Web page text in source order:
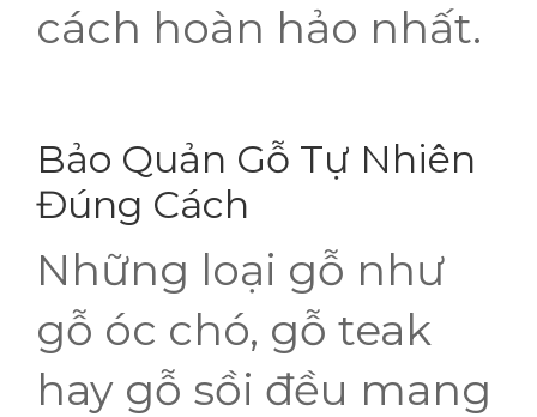
cách hoàn hảo nhất.
Bảo Quản Gỗ Tự Nhiên
Đúng Cách
Những loại gỗ như
gỗ óc chó, gỗ teak
hay gỗ sồi đều mang